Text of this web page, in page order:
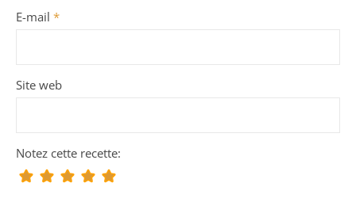
E-mail *
Site web
Notez cette recette: